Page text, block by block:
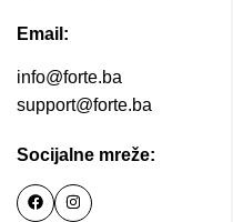
Email:
info@forte.ba
support@forte.ba
Socijalne mreže: